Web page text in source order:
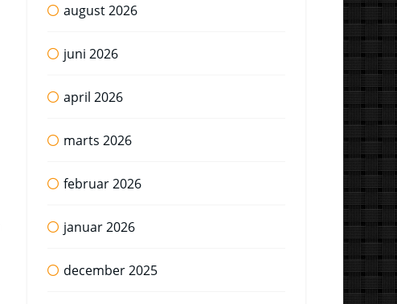
august 2026
juni 2026
april 2026
marts 2026
februar 2026
januar 2026
december 2025